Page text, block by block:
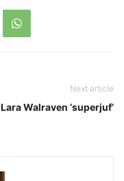
Next article
Lara Walraven ‘superjuf’